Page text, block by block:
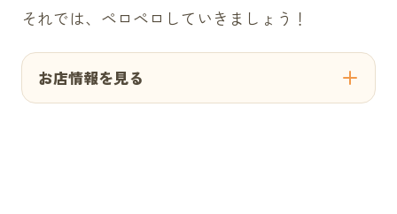
それでは、ペロペロしていきましょう！
お店情報を見る